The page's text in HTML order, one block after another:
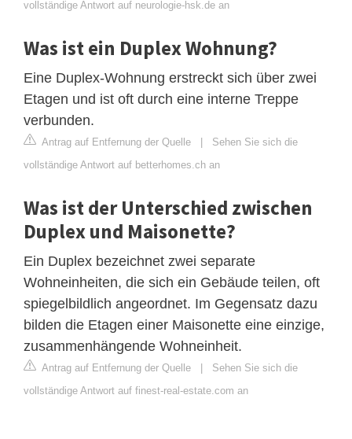
vollständige Antwort auf neurologie-hsk.de an
Was ist ein Duplex Wohnung?
Eine Duplex-Wohnung erstreckt sich über zwei
Etagen und ist oft durch eine interne Treppe
verbunden.
Antrag auf Entfernung der Quelle | Sehen Sie sich die
vollständige Antwort auf betterhomes.ch an
Was ist der Unterschied zwischen
Duplex und Maisonette?
Ein Duplex bezeichnet zwei separate
Wohneinheiten, die sich ein Gebäude teilen, oft
spiegelbildlich angeordnet. Im Gegensatz dazu
bilden die Etagen einer Maisonette eine einzige,
zusammenhängende Wohneinheit.
Antrag auf Entfernung der Quelle | Sehen Sie sich die
vollständige Antwort auf finest-real-estate.com an